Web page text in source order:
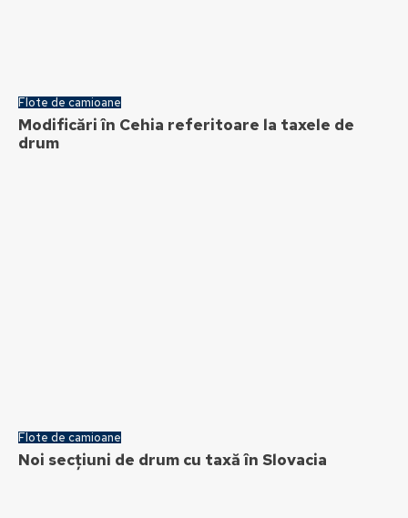
Flote de camioane
Modificări în Cehia referitoare la taxele de
drum
Flote de camioane
Noi secțiuni de drum cu taxă în Slovacia